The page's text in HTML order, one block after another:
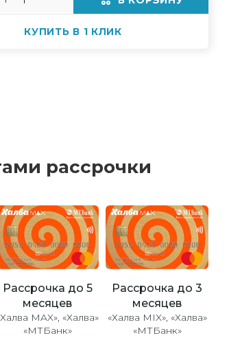
КУПИТЬ В 1 КЛИК
рассрочки
Рассрочка до 5
месяцев
MAX», «Халва»
«МТБанк»
Рассрочка до 3
месяцев
«Халва MIX», «Халва»
«МТБанк»